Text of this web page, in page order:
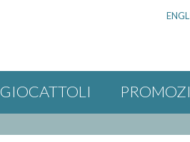
GIOCATTOLI